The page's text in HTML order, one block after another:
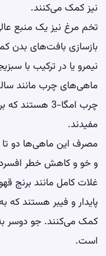
نیز کمک می‌کنند.
تخم مرغ نیز یک منبع
بازسازی بافت‌های بدن
نیمرو یا در ترکیب با
ماهی‌های چرب مانند
چرب امگا-3
مفیدند.
مصرف این ماهی‌ها دو تا
و خو و کاهش خطر
غلات کامل مانند برنج
پایدار و فیبر هستند
کمک می‌کنند. جو دوسر
است.